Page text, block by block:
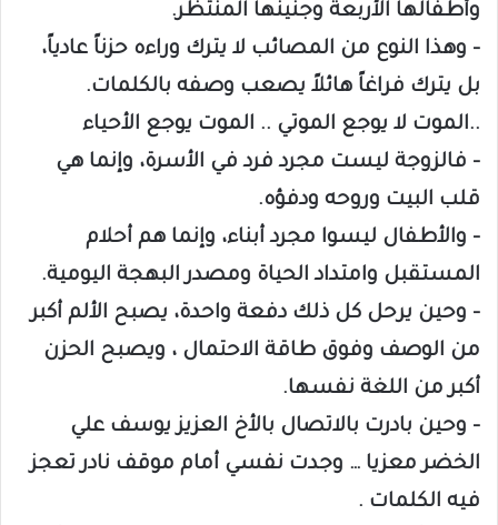
وأطفالها الأربعة وجنينها المنتظر.
– وهذا النوع من المصائب لا يترك وراءه حزناً عادياً،
بل يترك فراغاً هائلاً يصعب وصفه بالكلمات.
..الموت لا يوجع الموتي .. الموت يوجع الأحياء
– فالزوجة ليست مجرد فرد في الأسرة، وإنما هي
قلب البيت وروحه ودفؤه.
– والأطفال ليسوا مجرد أبناء، وإنما هم أحلام
المستقبل وامتداد الحياة ومصدر البهجة اليومية.
– وحين يرحل كل ذلك دفعة واحدة، يصبح الألم أكبر
من الوصف وفوق طاقة الاحتمال ، ويصبح الحزن
أكبر من اللغة نفسها.
– وحين بادرت بالاتصال بالأخ العزيز يوسف علي
الخضر معزيا … وجدت نفسي أمام موقف نادر تعجز
فيه الكلمات .